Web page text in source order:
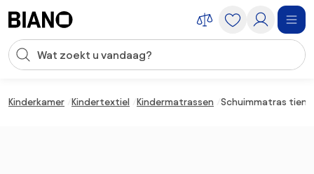
Zoekopdracht invoeren
Kinderkamer Kindertextiel Kindermatrassen Schuimmatras